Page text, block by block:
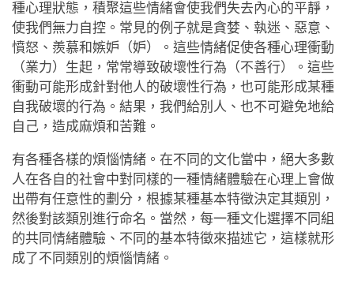
種心理狀態，積聚這些情緒會使我們失去內心的平靜，
使我們無力自控。常見的例子就是貪婪、執迷、惡意、
憤怒、羨慕和嫉妒（妒）。這些情緒促使各種心理衝動
（業力）生起，常常導致破壞性行為（不善行）。這些
衝動可能形成針對他人的破壞性行為，也可能形成某種
自我破壞的行為。結果，我們給別人、也不可避免地給
自己，造成麻煩和苦難。
有各種各樣的煩惱情緒。在不同的文化當中，絕大多數
人在各自的社會中對同樣的一種情緒體驗在心理上會做
出帶有任意性的劃分，根據某種基本特徵決定其類別，
然後對該類別進行命名。當然，每一種文化選擇不同組
的共同情緒體驗、不同的基本特徵來描述它，這樣就形
成了不同類別的煩惱情緒。